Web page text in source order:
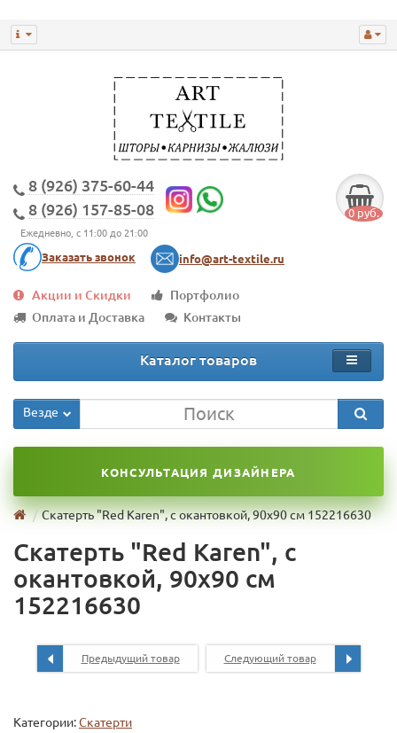
8 (926) 375-60-44
8 (926) 157-85-08
Ежедневно, с 11:00 до 21:00
Заказать звонок info@art-textile.ru
0 руб.
Акции и Скидки
Портфолио
Оплата и Доставка
Контакты
Каталог товаров
Везде
КОНСУЛЬТАЦИЯ ДИЗАЙНЕРА
Скатерть "Red Karen", с окантовкой, 90х90 см 152216630
Скатерть "Red Karen", с
окантовкой, 90х90 см
152216630
Предыдущий товар Следующий товар
Категории:Скатерти